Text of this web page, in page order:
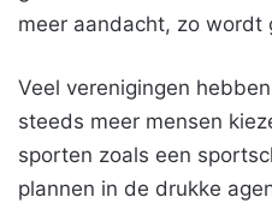
meer aandacht, zo wordt
Veel verenigingen
steeds meer mensen
sporten zoals een
plannen in de drukke